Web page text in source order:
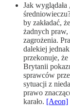
Jak
by zakładać,
żadnych praw,
zagrożenia.
dalekiej
przekonuje,
Brytanii
sprawców
sytuacji z
prawo
karało. [Aeon]